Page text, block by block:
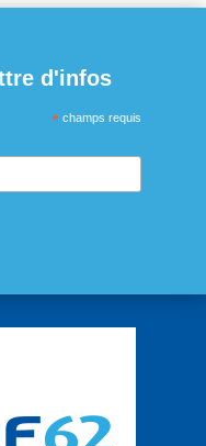
d'infos
* champs requis